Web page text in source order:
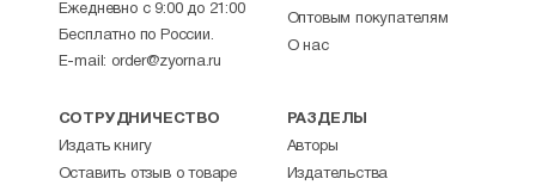
Ежедневно с 9:00 до 21:00
Бесплатно по России.
E-mail: order@zyorna.ru
Оптовым покупателям
О нас
СОТРУДНИЧЕСТВО
Издать книгу
Оставить отзыв о товаре
РАЗДЕЛЫ
Авторы
Издательства